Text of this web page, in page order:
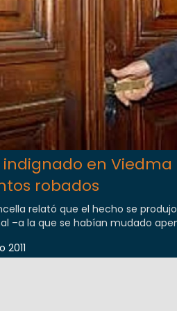
indignado en
robados
relató que el hecho se
–a la que se habían mudado
2011